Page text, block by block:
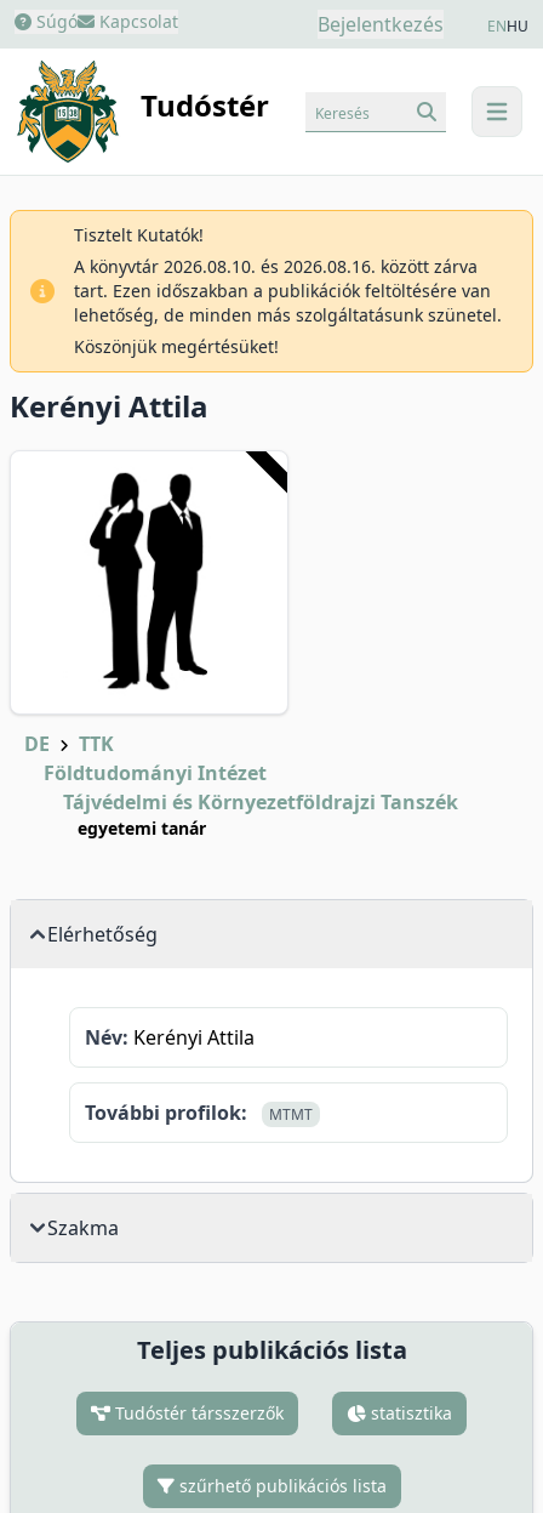
Súgó Kapcsolat Bejelentkezés ENHU
Tudóstér menu
Keresés
Tisztelt Kutatók!
A könyvtár 2026.08.10. és 2026.08.16. között zárva
tart. Ezen időszakban a publikációk feltöltésére van
lehetőség, de minden más szolgáltatásunk szünetel.
Köszönjük megértésüket!
Kerényi Attila
DE
TTK
Földtudományi Intézet
Tájvédelmi és Környezetföldrajzi Tanszék
egyetemi tanár
Elérhetőség
Név: Kerényi Attila
További profilok: MTMT
Szakma
Teljes publikációs lista
Tudóstér társszerzők statisztika
szűrhető publikációs lista